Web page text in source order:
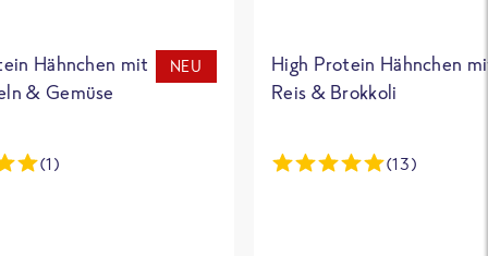
Hähnchen mit
& Gemüse
NEU
(1)
High Protein Hähnchen
Reis & Brokkoli
(13)